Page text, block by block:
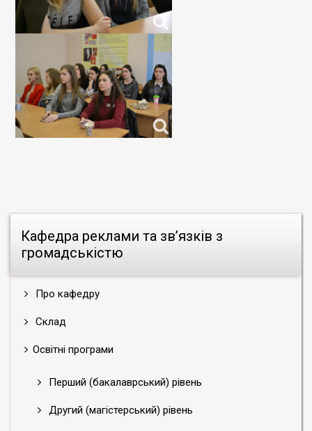
Кафедра реклами та зв’язків з
громадськістю
Про кафедру
Склад
Освітні програми
Перший (бакалаврський) рівень
Другий (магістерський) рівень